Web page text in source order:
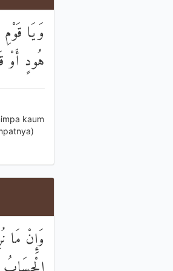
وَيَا
هُودٍ أَوْ
kaum
وَإِنْ مَا